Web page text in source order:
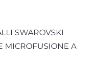
SWAROVSKI
MICROFUSIONE A